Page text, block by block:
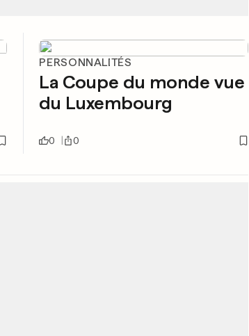
PERSONNALITÉS
La Coupe du monde vue
du Luxembourg
0 0